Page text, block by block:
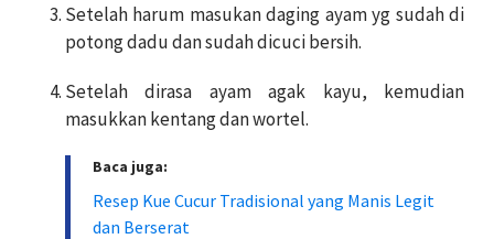
Setelah harum masukan daging ayam yg sudah di
potong dadu dan sudah dicuci bersih.
Setelah dirasa ayam agak kayu, kemudian
masukkan kentang dan wortel.
Baca juga:
Resep Kue Cucur Tradisional yang Manis Legit
dan Berserat